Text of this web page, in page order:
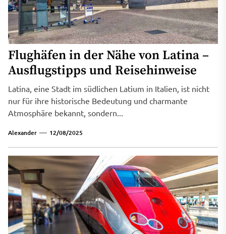
Flughäfen in der Nähe von Latina –
Ausflugstipps und Reisehinweise
Latina, eine Stadt im südlichen Latium in Italien, ist nicht
nur für ihre historische Bedeutung und charmante
Atmosphäre bekannt, sondern...
Alexander 12/08/2025